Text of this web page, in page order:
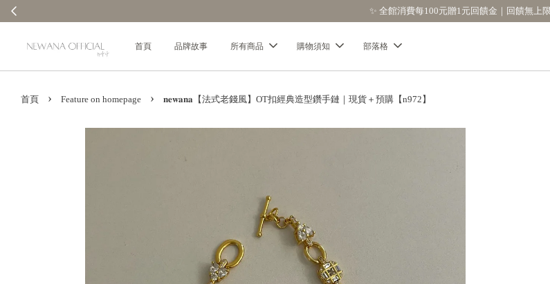
首頁 品牌故事 所有商品 購物須知 部落格
首頁 › Feature on homepage › 𝐧𝐞𝐰𝐚𝐧𝐚【法式老錢風】OT扣經典造型鑽手鏈｜現貨＋預購【n972】